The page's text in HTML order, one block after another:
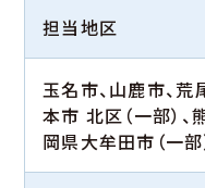
担当地区
玉名市、山鹿市、荒
本市 北区（一部）、
岡県大牟田市（一部